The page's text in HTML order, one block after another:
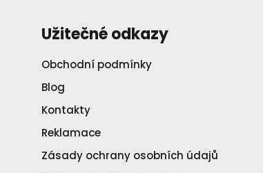
Užitečné odkazy
Obchodní podmínky
Blog
Kontakty
Reklamace
Zásady ochrany osobních údajů